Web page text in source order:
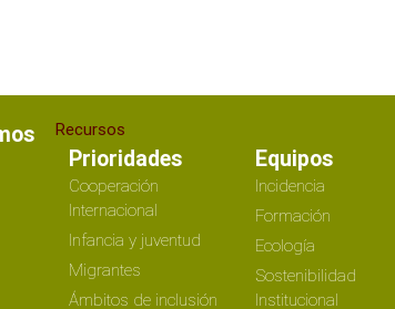
Recursos
Prioridades
Cooperación
Internacional
Infancia y juventud
Migrantes
Ámbitos de inclusión
Equipos
Incidencia
Formación
Ecología
Sostenibilidad
Institucional